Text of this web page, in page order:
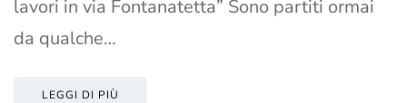
lavori in via Fontanatetta” Sono partiti ormai
da qualche…
LEGGI DI PIÙ